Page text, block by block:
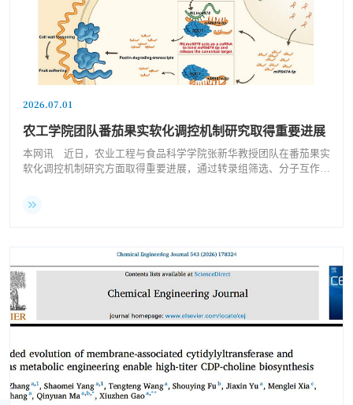
稷下讲坛（自然科学）第707期——采用不同高级氧化工艺处理城市污水以及从矿化反应中捕获二氧化碳的过程
稷下讲坛（自然科学）第713期—C1催化中的距离效应研究
报告时间：2026年8月7日（周五）上午10:00
报告地点：4号实验楼105报告厅
稷下讲坛（自然科学）第712期—低维原子材料表界面催化
2026.07.01
农工学院团队番茄果实软化调控机制研究取得重要进展
本网讯 近日，农业工程与食品科学学院张新华教授团队在番茄果实
软化调控机制研究方面取得重要进展，通过转录组筛选、分子互作验
竞争性内源RNA（ceRNA）调控模块，阐明了其通过靶向调控果胶